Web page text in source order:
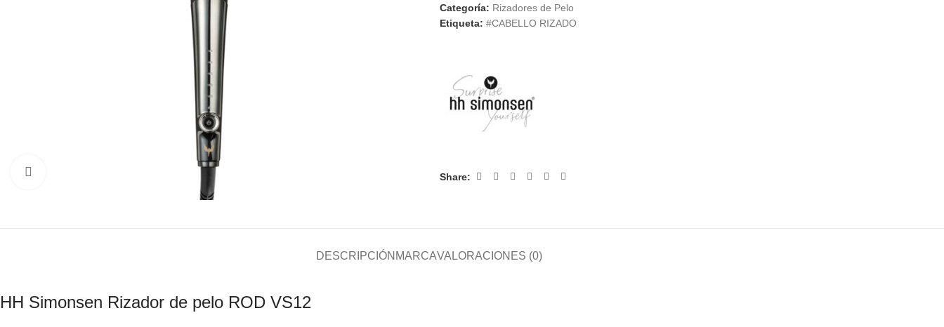
Categoría: Rizadores de Pelo
Etiqueta: #CABELLO RIZADO
Share:
DESCRIPCIÓN MARCAVALORACIONES (0)
HH Simonsen Rizador de pelo ROD VS12